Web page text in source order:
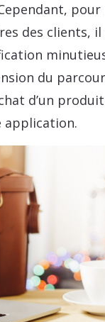
des clients,
du
d’un
application.